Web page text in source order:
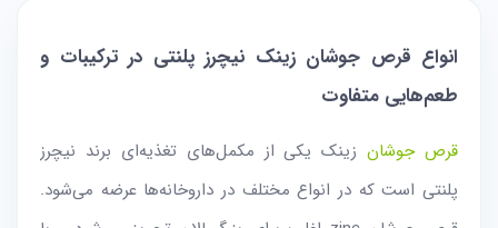
انواع قرص جوشان زینک نیچرز پلنتی در ترکیبات و
طعم‌هایی متفاوت
قرص جوشانزینک یکی از مکمل‌های تغذیه‌ای برند نیچرز
پلنتی است که در انواع مختلف در داروخانه‌ها عرضه می‌شود.